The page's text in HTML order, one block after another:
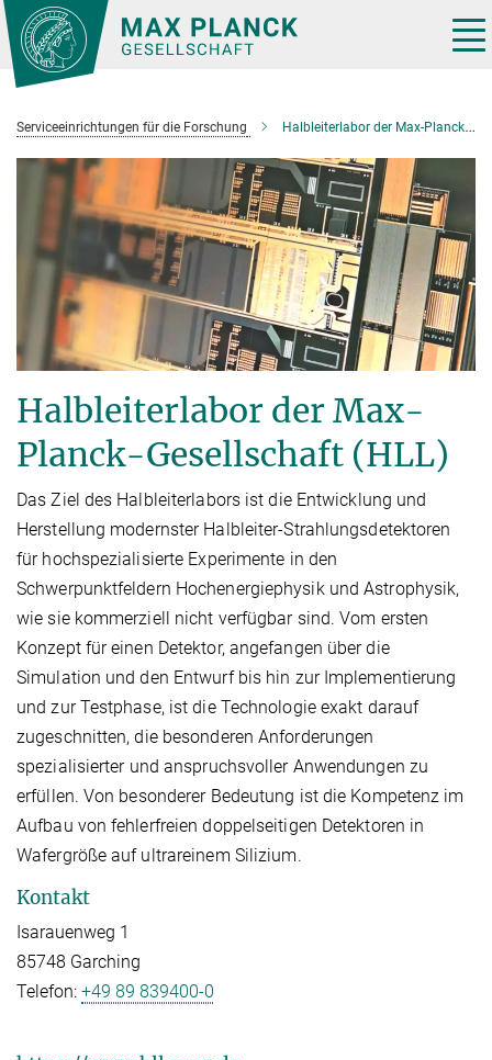
Hauptinhalt
Serviceeinrichtungen für die Forschung Halbleiterlabor der Max-Planck-Gesellschaft (HLL)
Halbleiterlabor der Max-
Planck-Gesellschaft (HLL)
Das Ziel des Halbleiterlabors ist die Entwicklung und
Herstellung modernster Halbleiter-Strahlungsdetektoren
für hochspezialisierte Experimente in den
Schwerpunktfeldern Hochenergiephysik und Astrophysik,
wie sie kommerziell nicht verfügbar sind. Vom ersten
Konzept für einen Detektor, angefangen über die
Simulation und den Entwurf bis hin zur Implementierung
und zur Testphase, ist die Technologie exakt darauf
zugeschnitten, die besonderen Anforderungen
spezialisierter und anspruchsvoller Anwendungen zu
erfüllen. Von besonderer Bedeutung ist die Kompetenz im
Aufbau von fehlerfreien doppelseitigen Detektoren in
Wafergröße auf ultrareinem Silizium.
Kontakt
Isarauenweg 1
85748 Garching
Telefon: +49 89 839400-0